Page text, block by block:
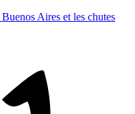
Buenos Aires et les chutes